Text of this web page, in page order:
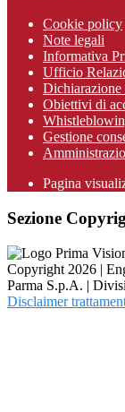
Cookie policy
Note legali
Informativa
Ufficio
Dichiarazione
Obiettivi di
Gestione
Pagina
Sezione
Copyright 2026 |
Parma S.p.A. |
Disclaimer